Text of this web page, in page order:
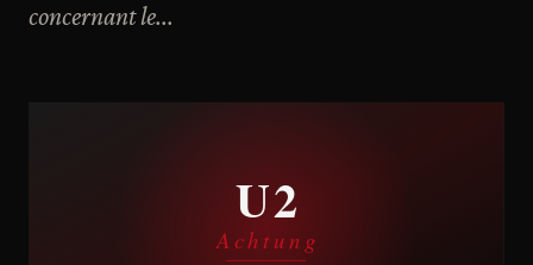
concernant le...